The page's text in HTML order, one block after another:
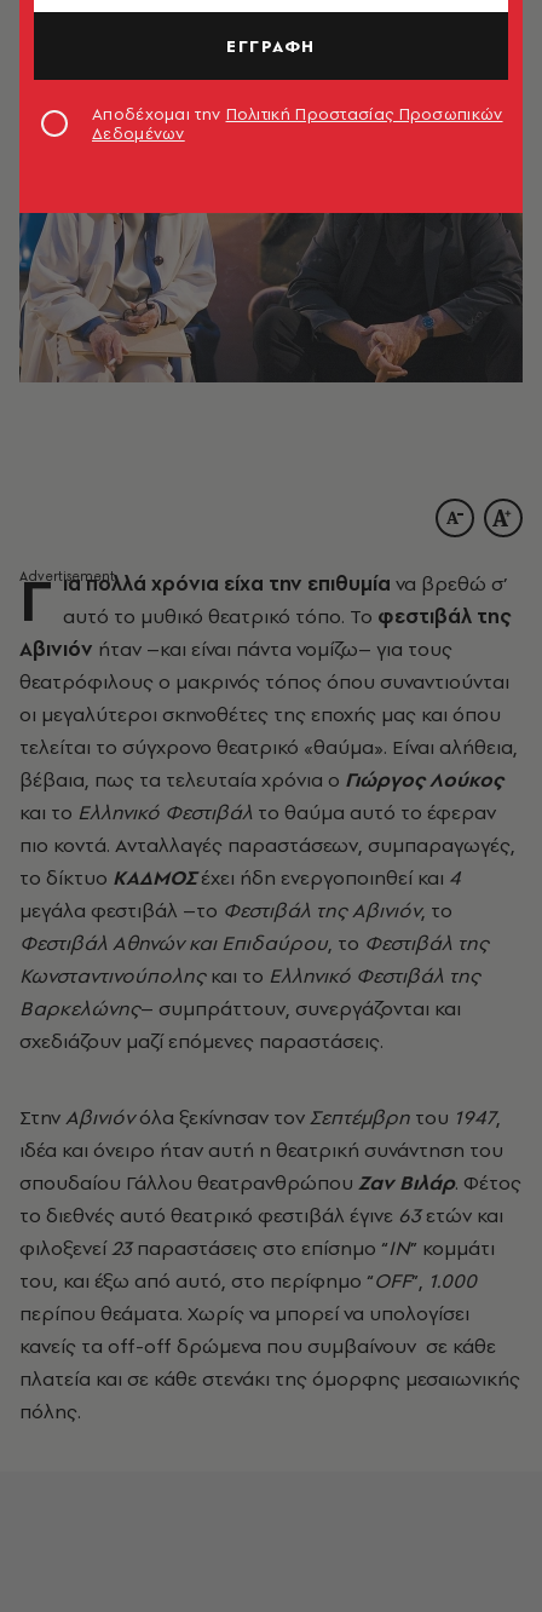
Γ ια πολλά χρόνια είχα την επιθυμία να βρεθώ σ’
αυτό το μυθικό θεατρικό τόπο. Το φεστιβάλ της
Αβινιόν ήταν –και είναι πάντα νομίζω– για τους
θεατρόφιλους ο μακρινός τόπος όπου συναντιούνται
οι μεγαλύτεροι σκηνοθέτες της εποχής μας και όπου
τελείται το σύγχρονο θεατρικό «θαύμα». Είναι αλήθεια,
βέβαια, πως τα τελευταία χρόνια ο Γιώργος Λούκος
και το Ελληνικό Φεστιβάλ το θαύμα αυτό το έφεραν
πιο κοντά. Ανταλλαγές παραστάσεων, συμπαραγωγές,
το δίκτυο ΚΑΔΜΟΣέχει ήδη ενεργοποιηθεί και 4
μεγάλα φεστιβάλ –το Φεστιβάλ της Αβινιόν, το
Φεστιβάλ Αθηνών και Επιδαύρου, το Φεστιβάλ της
Κωνσταντινούποληςκαι το Ελληνικό Φεστιβάλ της
Βαρκελώνης– συμπράττουν, συνεργάζονται και
σχεδιάζουν μαζί επόμενες παραστάσεις.
ΣτηνΑβινιόνόλα ξεκίνησαν τονΣεπτέμβρη του 1947,
ιδέα και όνειρο ήταν αυτή η θεατρική συνάντηση του
σπουδαίου Γάλλου θεατρανθρώπου Ζαν Βιλάρ. Φέτος
το διεθνές αυτό θεατρικό φεστιβάλ έγινε 63ετών και
φιλοξενεί23παραστάσεις στο επίσημο “ΙΝ” κομμάτι
του, και έξω από αυτό, στο περίφημο “ΟFF”, 1.000
περίπου θεάματα. Χωρίς να μπορεί να υπολογίσει
κανείς τα off-off δρώμενα που συμβαίνουν σε κάθε
πλατεία και σε κάθε στενάκι της όμορφης μεσαιωνικής
πόλης.
ΕΓΓΡΑΦΗ
Αποδέχομαι την Πολιτική Προστασίας Προσωπικών
Δεδομένων